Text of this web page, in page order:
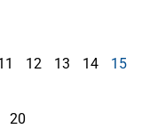
12 13 14 15
20